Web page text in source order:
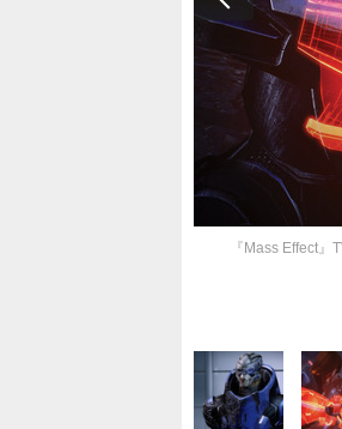
『Mass Effect